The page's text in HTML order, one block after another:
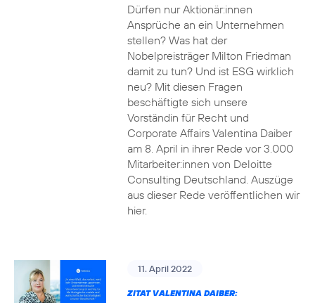
Dürfen nur Aktionär:innen
Ansprüche an ein Unternehmen
stellen? Was hat der
Nobelpreisträger Milton Friedman
damit zu tun? Und ist ESG wirklich
neu? Mit diesen Fragen
beschäftigte sich unsere
Vorständin für Recht und
Corporate Affairs Valentina Daiber
am 8. April in ihrer Rede vor 3.000
Mitarbeiter:innen von Deloitte
Consulting Deutschland. Auszüge
aus dieser Rede veröffentlichen wir
hier.
11. April 2022
ZITAT VALENTINA DAIBER: